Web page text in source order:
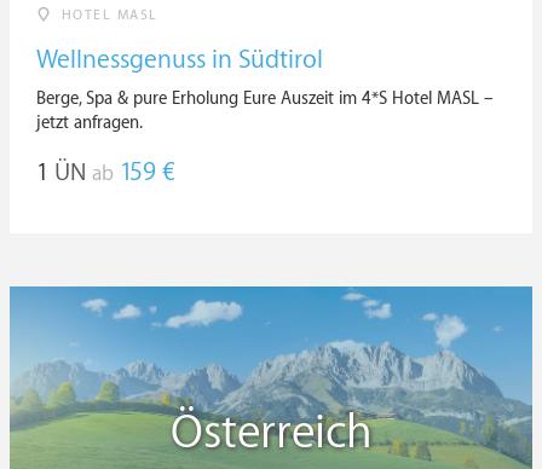
HOTEL MASL
Wellnessgenuss in Südtirol
Berge, Spa & pure Erholung Eure Auszeit im 4*S Hotel MASL –
jetzt anfragen.
1 ÜN ab 159 €
Österreich